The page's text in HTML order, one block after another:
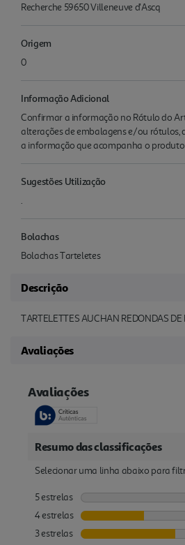
Recherche 59650 Villeneuve d'Ascq
Origem
0
Informação Adicional
Confirmar a informação no Rótulo do
alterações de embalagens e/ou rótulos,
a informação que acompanha o produto
Sugestões Utilização
.
Bolachas
Bolachas Tarteletes
Descrição
TARTELETTES AUCHAN REDONDAS
Avaliações